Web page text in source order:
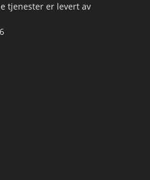
tjenester er levert av